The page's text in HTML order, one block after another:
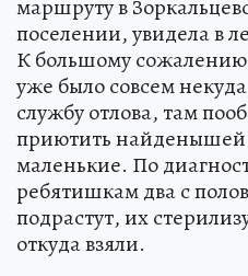
маршруту в
поселении, увидела в
К большому
уже было совсем
службу отлова, там
приютить найденышей
маленькие. По
ребятишкам два с
подрастут, их
откуда взяли.